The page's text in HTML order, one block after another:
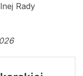
Rady